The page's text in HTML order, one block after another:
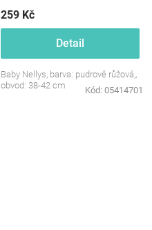
259 Kč
Detail
Baby Nellys, barva: pudrově růžová,,
obvod: 38-42 cm
Kód: 05414701